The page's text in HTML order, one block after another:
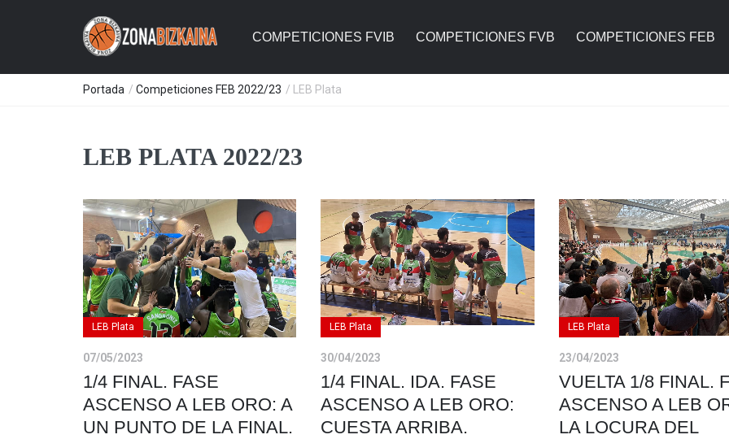
COMPETICIONES FVIB COMPETICIONES FVB COMPETICIONES FEB
Portada / Competiciones FEB 2022/23 / LEB Plata
LEB PLATA 2022/23
LEB Plata
07/05/2023
1/4 FINAL. FASE
ASCENSO A LEB ORO: A
UN PUNTO DE LA FINAL.
LEB Plata
30/04/2023
1/4 FINAL. IDA. FASE
ASCENSO A LEB ORO:
CUESTA ARRIBA.
LEB Plata
23/04/2023
VUELTA 1/8 FINAL.
ASCENSO A LEB
LA LOCURA DEL